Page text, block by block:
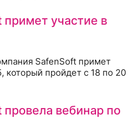
участие в
SafenSoft примет
который пройдет с 18 по 20
вебинар по